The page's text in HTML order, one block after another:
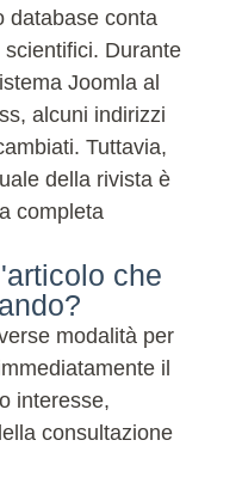
database conta
Durante
Joomla al
alcuni indirizzi
Tuttavia,
della rivista è
completa
che
modalità per
il
interesse,
consultazione